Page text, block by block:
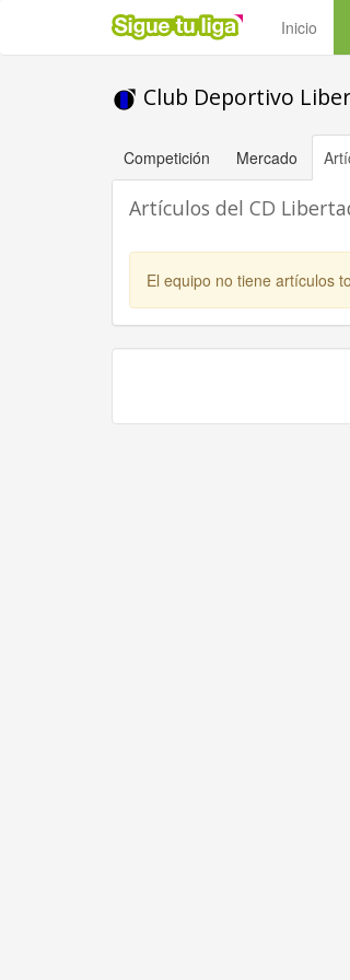
Inicio
Club Deportivo
Competición Mercado
Artículos del CD
El equipo no tiene artículos